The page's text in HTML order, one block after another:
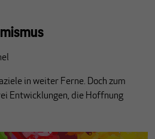
in weiter Ferne. Doch zum
Entwicklungen, die Hoffnung